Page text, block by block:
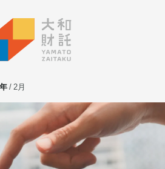
⼟地活⽤
2月